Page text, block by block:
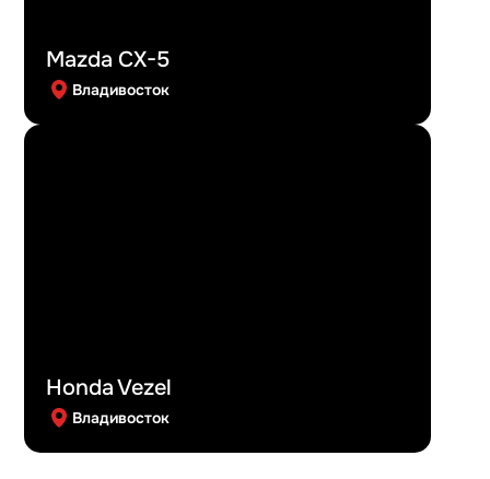
Mazda CX-5
Владивосток
Honda Vezel
Владивосток